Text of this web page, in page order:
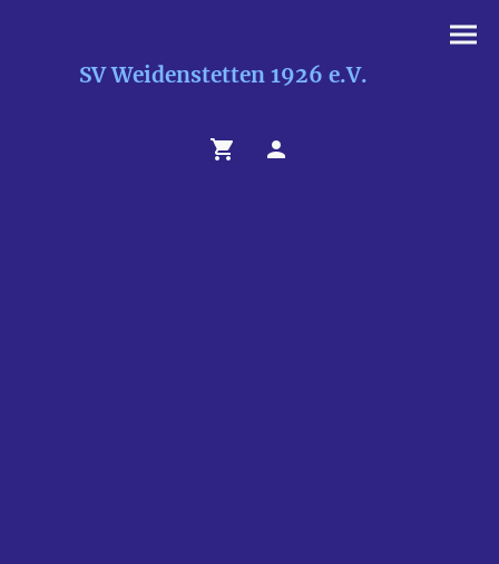
SV Weidenstetten 1926 e.V.